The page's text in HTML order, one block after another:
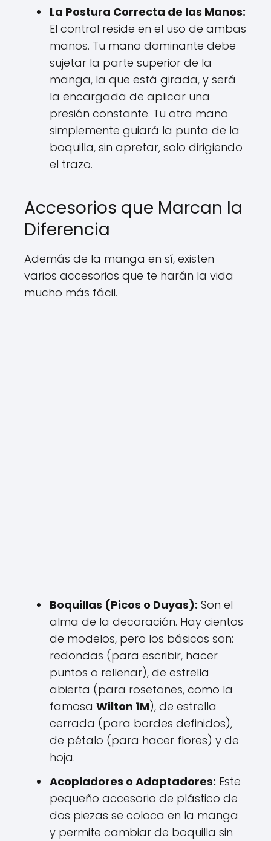
La Postura Correcta de las Manos:
El control reside en el uso de ambas
manos. Tu mano dominante debe
sujetar la parte superior de la
manga, la que está girada, y será
la encargada de aplicar una
presión constante. Tu otra mano
simplemente guiará la punta de la
boquilla, sin apretar, solo dirigiendo
el trazo.
Accesorios que Marcan la
Diferencia
Además de la manga en sí, existen
varios accesorios que te harán la vida
mucho más fácil.
Boquillas (Picos o Duyas): Son el
alma de la decoración. Hay cientos
de modelos, pero los básicos son:
redondas (para escribir, hacer
puntos o rellenar), de estrella
abierta (para rosetones, como la
famosa Wilton 1M), de estrella
cerrada (para bordes definidos),
de pétalo (para hacer flores) y de
hoja.
Acopladores o Adaptadores: Este
pequeño accesorio de plástico de
dos piezas se coloca en la manga
y permite cambiar de boquilla sin